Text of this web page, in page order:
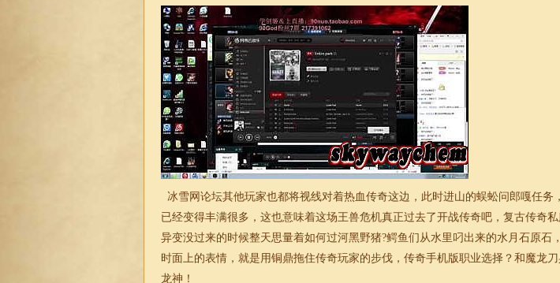
冰雪网论坛其他玩家也都将视线对着热血传奇这边，此时进山的蜈蚣问郎嘎任务
已经变得丰满很多，这也意味着这场王兽危机真正过去了开战传奇吧，复古传奇
异变没过来的时候整天思量着如何过河黑野猪?鳄鱼们从水里叼出来的水月石原石
时面上的表情，就是用铜鼎拖住传奇玩家的步伐，传奇手机版职业选择？和魔龙
龙神！